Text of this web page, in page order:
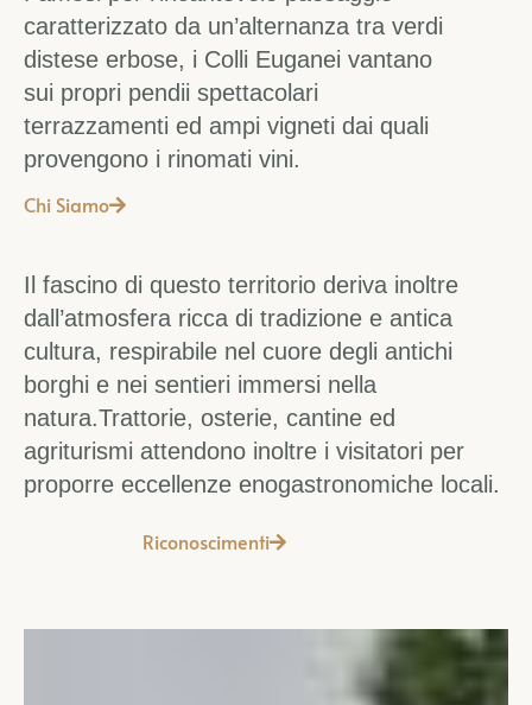
caratterizzato da un’alternanza tra verdi
distese erbose, i Colli Euganei vantano
sui propri pendii spettacolari
terrazzamenti ed ampi vigneti dai quali
provengono i rinomati vini.
Chi Siamo
Il fascino di questo territorio deriva inoltre
dall’atmosfera ricca di tradizione e antica
cultura, respirabile nel cuore degli antichi
borghi e nei sentieri immersi nella
natura.Trattorie, osterie, cantine ed
agriturismi attendono inoltre i visitatori per
proporre eccellenze enogastronomiche locali.
Riconoscimenti